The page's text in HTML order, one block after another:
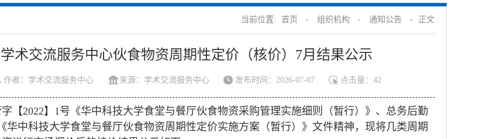
当前位置: 首页 - 组织机构 - 通知公告 - 正文
学术交流服务中心伙食物资周期性定价（核价）7月结果公示
作者：学术交流服务中心 来源：学术交流服务中心 发布时间：2026-07-07 点击量： 42
【2022】1号《华中科技大学食堂与餐厅伙食物资采购管理实施细则（暂行）》、总务后勤
《华中科技大学食堂与餐厅伙食物资周期性定价实施方案（暂行）》文件精神，现将几类周期